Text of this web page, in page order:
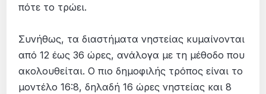
πότε το τρώει.
Συνήθως, τα διαστήματα νηστείας κυμαίνονται
από 12 έως 36 ώρες, ανάλογα με τη μέθοδο που
ακολουθείται. Ο πιο δημοφιλής τρόπος είναι το
μοντέλο 16:8, δηλαδή 16 ώρες νηστείας και 8